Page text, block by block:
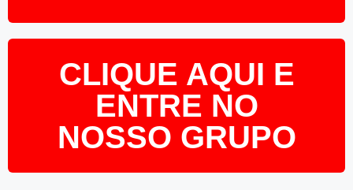
CLIQUE AQUI E
ENTRE NO
NOSSO GRUPO